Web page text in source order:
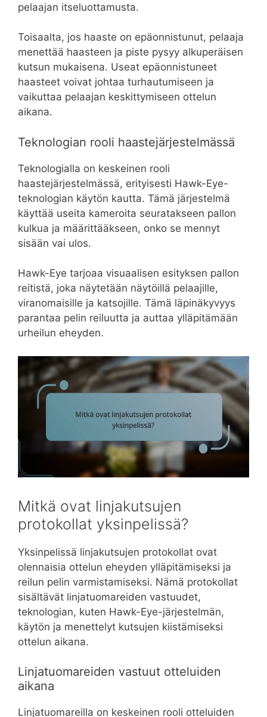
pelaajan itseluottamusta.
Toisaalta, jos haaste on epäonnistunut, pelaaja
menettää haasteen ja piste pysyy alkuperäisen
kutsun mukaisena. Useat epäonnistuneet
haasteet voivat johtaa turhautumiseen ja
vaikuttaa pelaajan keskittymiseen ottelun
aikana.
Teknologian rooli haastejärjestelmässä
Teknologialla on keskeinen rooli
haastejärjestelmässä, erityisesti Hawk-Eye-
teknologian käytön kautta. Tämä järjestelmä
käyttää useita kameroita seuratakseen pallon
kulkua ja määrittääkseen, onko se mennyt
sisään vai ulos.
Hawk-Eye tarjoaa visuaalisen esityksen pallon
reitistä, joka näytetään näytöillä pelaajille,
viranomaisille ja katsojille. Tämä läpinäkyvyys
parantaa pelin reiluutta ja auttaa ylläpitämään
urheilun eheyden.
Mitkä ovat linjakutsujen
protokollat yksinpelissä?
Yksinpelissä linjakutsujen protokollat ovat
olennaisia ottelun eheyden ylläpitämiseksi ja
reilun pelin varmistamiseksi. Nämä protokollat
sisältävät linjatuomareiden vastuudet,
teknologian, kuten Hawk-Eye-järjestelmän,
käytön ja menettelyt kutsujen kiistämiseksi
ottelun aikana.
Linjatuomareiden vastuut otteluiden
aikana
Linjatuomareilla on keskeinen rooli otteluiden